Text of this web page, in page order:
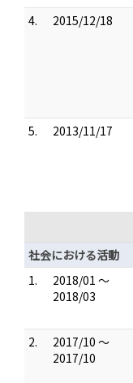
4.
2015/12/18
5.
2013/11/17
社会における活動
1.
2018/01 ～
2018/03
2.
2017/10 ～
2017/10